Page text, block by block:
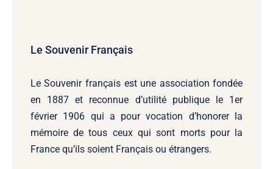
Le Souvenir Français
Le Souvenir français est une association fondée
en 1887 et reconnue d’utilité publique le 1er
février 1906 qui a pour vocation d’honorer la
mémoire de tous ceux qui sont morts pour la
France qu’ils soient Français ou étrangers.